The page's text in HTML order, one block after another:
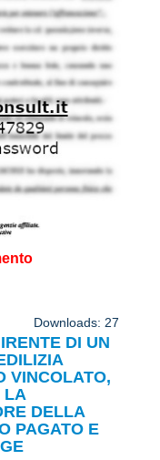
Downloads: 27
DI UN
VINCOLATO,
LA
DELLA
PAGATO E